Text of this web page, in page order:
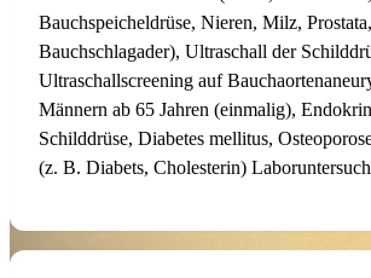
Bauchspeicheldrüse, Nieren, Milz, Prostata,
Bauchschlagader), Ultraschall der
Ultraschallscreening auf
Männern ab 65 Jahren (einmalig),
Schilddrüse, Diabetes mellitus,
(z. B. Diabets, Cholesterin)